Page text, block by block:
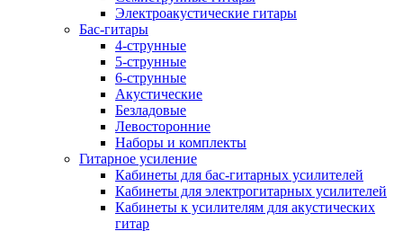
Электроакустические гитары
Бас-гитары
4-струнные
5-струнные
6-струнные
Акустические
Безладовые
Левосторонние
Наборы и комплекты
Гитарное усиление
Кабинеты для бас-гитарных усилителей
Кабинеты для электрогитарных усилителей
Кабинеты к усилителям для акустических
гитар